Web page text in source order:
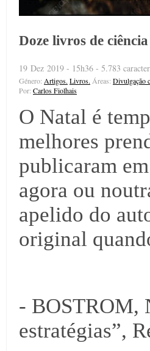
Doze livros de
19 Dez 2019 - 15h36 - 5.783
Género: Artigos. Livros. Áreas: Divulgação
Por: Carlos Fiolhais
O Natal é
melhores
publicaram
agora ou
apelido do
original
- BOSTROM,
estratégias”,